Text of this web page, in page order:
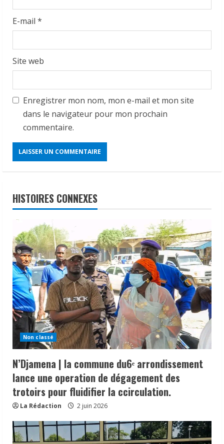
E-mail *
Site web
Enregistrer mon nom, mon e-mail et mon site
dans le navigateur pour mon prochain
commentaire.
HISTOIRES CONNEXES
Non classé
N’Djamena | la commune du6ᵉ arrondissement
lance une operation de dégagement des
trotoirs pour fluidifier la ccirculation.
La Rédaction 2 juin 2026